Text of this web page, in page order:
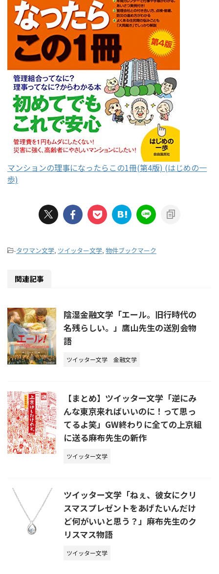
マンションの理事になったらこの1冊(第4版) (はじめの一
歩)
-タワマン文学, ツイッター文学, 物件ブックマーク
関連記事
陰湿金融文学「エール。旧行時代の
名残らしい。」鷹山先生の送別会物
語
ツイッター文学 金融文学
【まとめ】ツイッター文学「逆にみ
んな東京来ればいいのに！って思っ
てるよ笑」GW終わりに全ての上京組
に送る麻布先生の新作
ツイッター文学
ツイッター文学「ねぇ、彼女にクリ
スマスプレゼントをあげたいんだけ
ど何がいいと思う？」麻布先生のク
リスマス物語
ツイッター文学